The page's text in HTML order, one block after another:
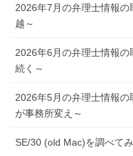
2026年7月の弁理士情報の
越～
2026年6月の弁理士情報
続く～
2026年5月の弁理士情報
が事務所変え～
SE/30 (old Mac)を調べて